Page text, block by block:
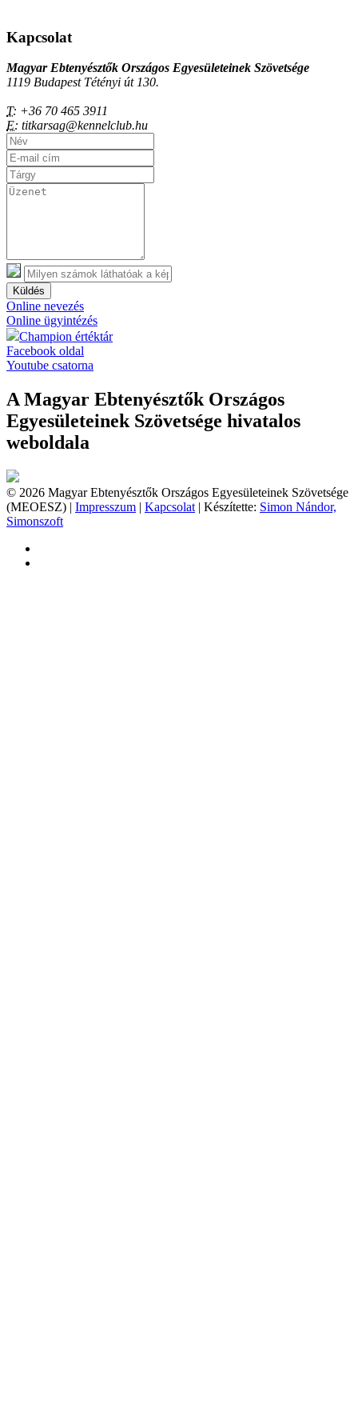
Kapcsolat
Magyar Ebtenyésztők Országos Egyesületeinek Szövetsége
1119 Budapest Tétényi út 130.
T: +36 70 465 3911
E: titkarsag@kennelclub.hu
Küldés
Online nevezés
Online ügyintézés
Champion értéktár
Facebook oldal
Youtube csatorna
A Magyar Ebtenyésztők Országos
Egyesületeinek Szövetsége hivatalos
weboldala
© 2026 Magyar Ebtenyésztők Országos Egyesületeinek Szövetsége
(MEOESZ) | Impresszum | Kapcsolat | Készítette: Simon Nándor,
Simonszoft